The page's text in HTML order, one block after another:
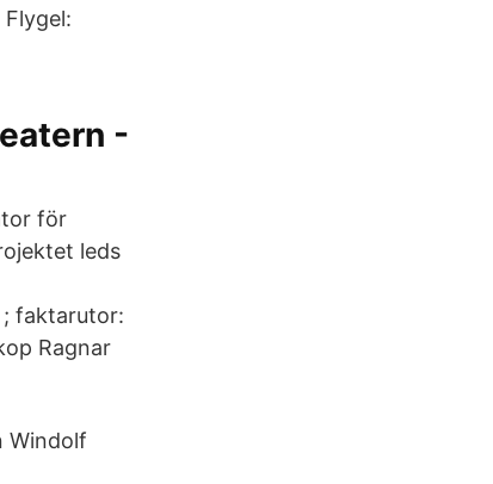
-
för
leds
; faktarutor:
Ragnar
Windolf